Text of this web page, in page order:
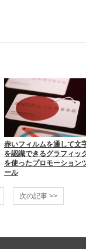
赤いフィルムを通して文
を認識できるグラフィッ
を使ったプロモーション
ール
次の記事 >>